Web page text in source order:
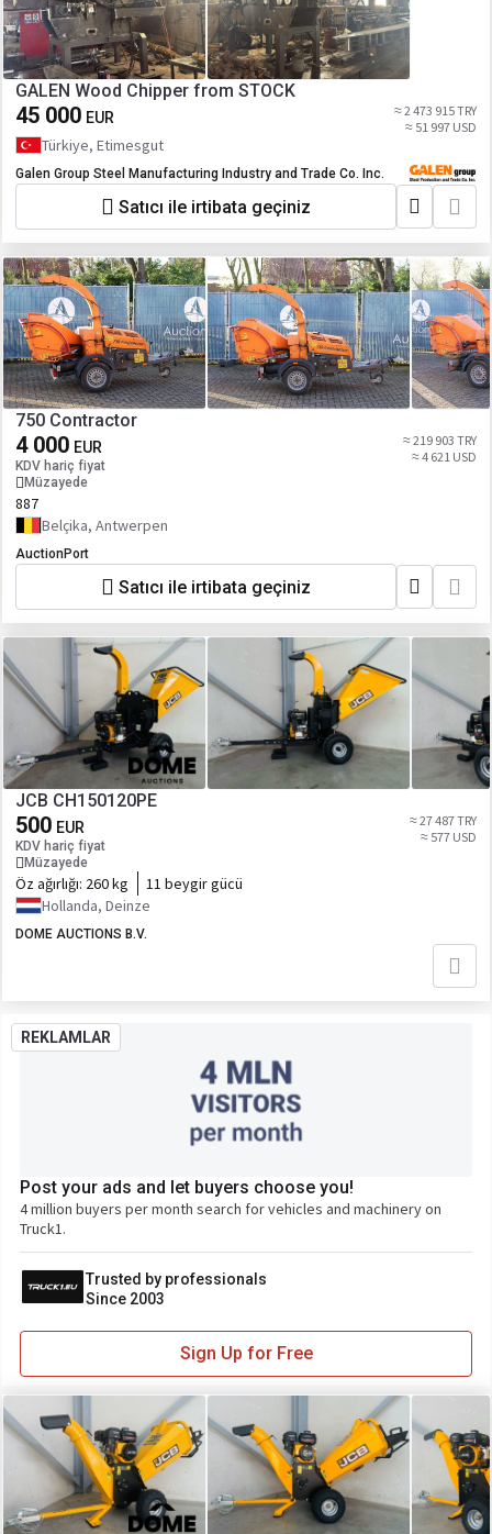
GALEN Wood Chipper from STOCK
45 000 EUR
≈ 2 473 915 TRY
≈ 51 997 USD
Türkiye, Etimesgut
Galen Group Steel Manufacturing Industry and Trade Co. Inc.
Satıcı ile irtibata geçiniz
750 Contractor
4 000 EUR
KDV hariç fiyat
Müzayede
≈ 219 903 TRY
≈ 4 621 USD
887
Belçika, Antwerpen
AuctionPort
Satıcı ile irtibata geçiniz
JCB CH150120PE
500 EUR
KDV hariç fiyat
Müzayede
≈ 27 487 TRY
≈ 577 USD
Öz ağırlığı: 260 kg
11 beygir gücü
Hollanda, Deinze
DOME AUCTIONS B.V.
REKLAMLAR
Post your ads and let buyers choose you!
4 million buyers per month search for vehicles and machinery on
Truck1.
Trusted by professionals
Since 2003
Sign Up for Free